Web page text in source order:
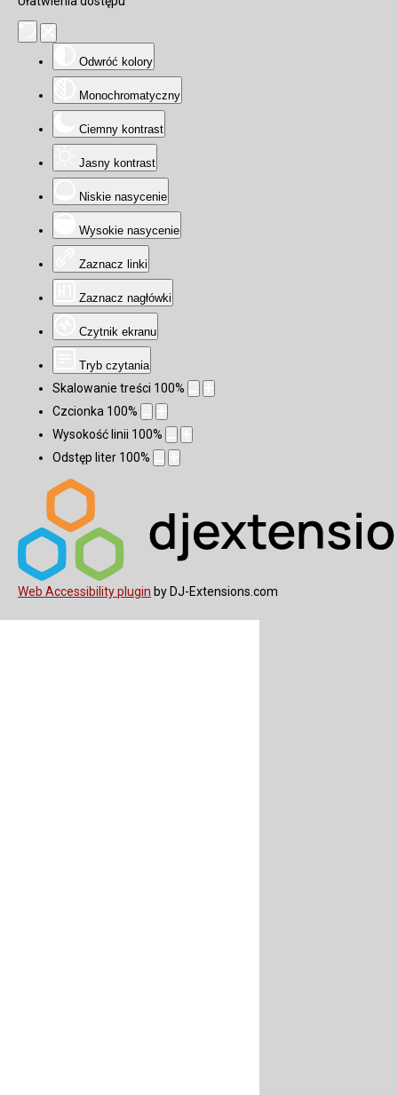
Odwróć kolory
Monochromatyczny
Ciemny kontrast
Jasny kontrast
Niskie nasycenie
Wysokie nasycenie
Zaznacz linki
Zaznacz nagłówki
Czytnik ekranu
Tryb czytania
Skalowanie treści 100%
Czcionka 100%
Wysokość linii 100%
Odstęp liter 100%
Web Accessibility plugin by DJ-Extensions.com